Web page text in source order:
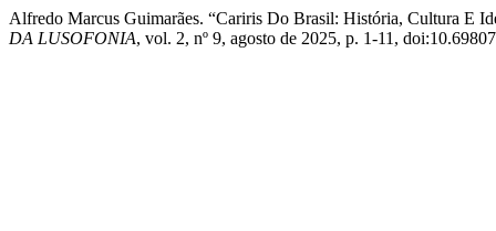
Alfredo Marcus Guimarães. “Cariris Do Brasil: História, Cultura E
DA LUSOFONIA, vol. 2, nº 9, agosto de 2025, p. 1-11,